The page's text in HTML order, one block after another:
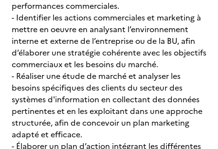
performances commerciales.
- Identifier les actions commerciales et marketing à
mettre en oeuvre en analysant l’environnement
interne et externe de l’entreprise ou de la BU, afin
d’élaborer une stratégie cohérente avec les objectifs
commerciaux et les besoins du marché.
- Réaliser une étude de marché et analyser les
besoins spécifiques des clients du secteur des
systèmes d'information en collectant des données
pertinentes et en les exploitant dans une approche
structurée, afin de concevoir un plan marketing
adapté et efficace.
- Élaborer un plan d’action intégrant les différentes